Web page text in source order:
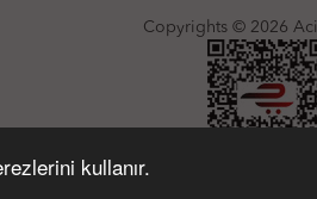
kullanır.
Copyrights © 2026